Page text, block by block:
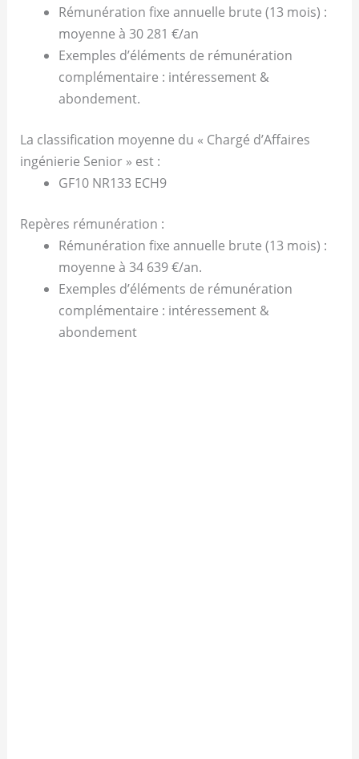
Rémunération fixe annuelle brute (13 mois) :
moyenne à 30 281 €/an
Exemples d’éléments de rémunération
complémentaire : intéressement &
abondement.
La classification moyenne du « Chargé d’Affaires
ingénierie Senior » est :
GF10 NR133 ECH9
Repères rémunération :
Rémunération fixe annuelle brute (13 mois) :
moyenne à 34 639 €/an.
Exemples d’éléments de rémunération
complémentaire : intéressement &
abondement